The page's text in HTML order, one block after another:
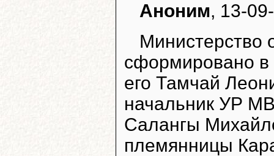
Аноним, 13-
Министерство
сформировано в
его Тамчай
начальник УР
Салангы
племянницы